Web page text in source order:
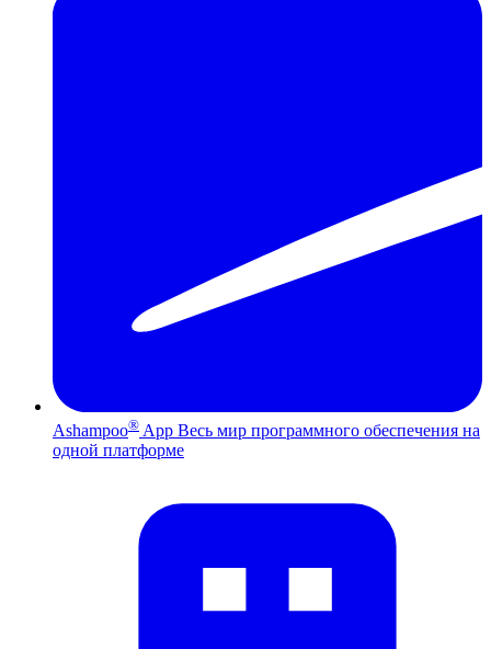
Ashampoo® App Весь мир программного обеспечения на
одной платформе